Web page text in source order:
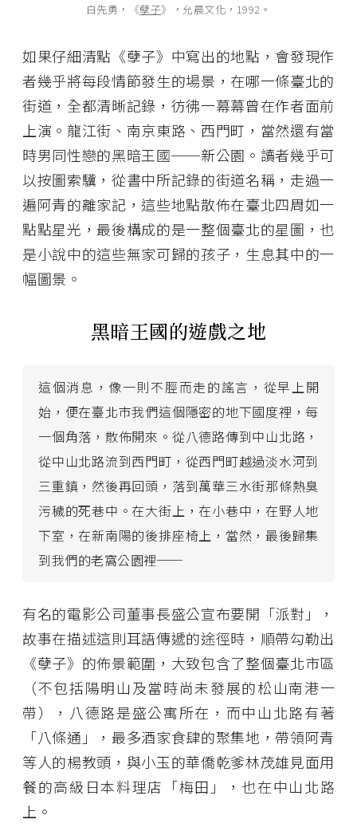
白先勇，《孽子》，允晨文化，1992。
如果仔細清點《孽子》中寫出的地點，會發現作
者幾乎將每段情節發生的場景，在哪一條臺北的
街道，全都清晰記錄，彷彿一幕幕曾在作者面前
上演。龍江街、南京東路、西門町，當然還有當
時男同性戀的黑暗王國──新公園。讀者幾乎可
以按圖索驥，從書中所記錄的街道名稱，走過一
遍阿青的離家記，這些地點散佈在臺北四周如一
點點星光，最後構成的是一整個臺北的星圖，也
是小說中的這些無家可歸的孩子，生息其中的一
幅圖景。
黑暗王國的遊戲之地
這個消息，像一則不脛而走的謠言，從早上開
始，便在臺北市我們這個隱密的地下國度裡，每
一個角落，散佈開來。從八德路傳到中山北路，
從中山北路流到西門町，從西門町越過淡水河到
三重鎮，然後再回頭，落到萬華三水街那條熱臭
污穢的死巷中。在大街上，在小巷中，在野人地
下室，在新南陽的後排座椅上，當然，最後歸集
到我們的老窩公園裡──
有名的電影公司董事長盛公宣布要開「派對」，
故事在描述這則耳語傳遞的途徑時，順帶勾勒出
《孽子》的佈景範圍，大致包含了整個臺北市區
（不包括陽明山及當時尚未發展的松山南港一
帶），八德路是盛公寓所在，而中山北路有著
「八條通」，最多酒家食肆的聚集地，帶領阿青
等人的楊教頭，與小玉的華僑乾爹林茂雄見面用
餐的高級日本料理店「梅田」，也在中山北路
上。